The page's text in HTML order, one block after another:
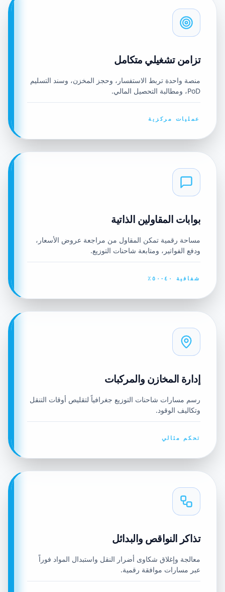
تزامن تشغيلي متكامل
منصة واحدة تربط الاستفسار، وحجز المخزن، وسند التسليم
PoD، ومطالبة التحصيل المالي.
عمليات مركزية
بوابات المقاولين الذاتية
مساحة رقمية تمكن المقاول من مراجعة عروض الأسعار،
ودفع الفواتير، ومتابعة شاحنات التوزيع.
شفافية ٤٠-٥٠٪
إدارة المخازن والمركبات
رسم مسارات شاحنات التوزيع جغرافياً لتقليص أوقات التنقل
وتكاليف الوقود.
تحكم مثالي
تذاكر النواقص والبدائل
معالجة وإغلاق شكاوى أضرار النقل واستبدال المواد فوراً
عبر مسارات موافقة رقمية.